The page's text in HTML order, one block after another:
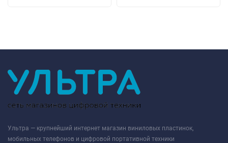
Ультра — крупнейший интернет магазин виниловых пластинок,
мобильных телефонов и цифровой портативной техники